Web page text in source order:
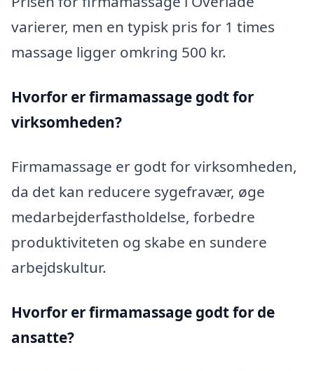
varierer, men en typisk pris for 1 times
massage ligger omkring 500 kr.
Hvorfor er firmamassage godt for
virksomheden?
Firmamassage er godt for virksomheden,
da det kan reducere sygefravær, øge
medarbejderfastholdelse, forbedre
produktiviteten og skabe en sundere
arbejdskultur.
Hvorfor er firmamassage godt for de
ansatte?